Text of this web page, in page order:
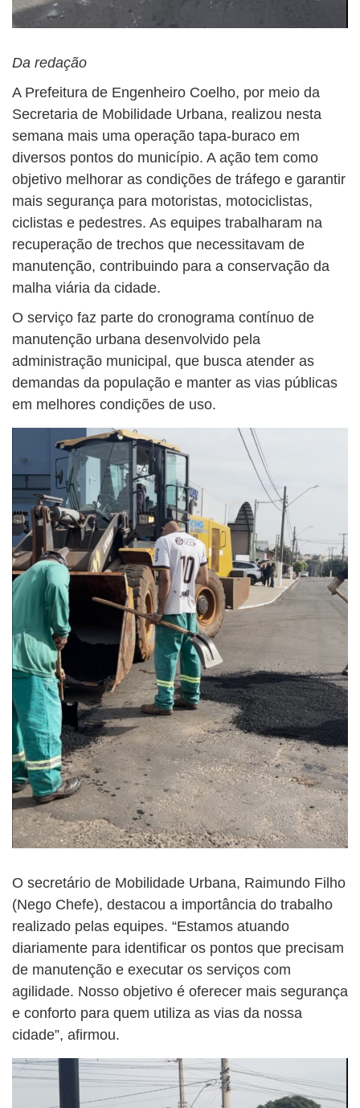
Da redação
A Prefeitura de Engenheiro Coelho, por meio da
Secretaria de Mobilidade Urbana, realizou nesta
semana mais uma operação tapa-buraco em
diversos pontos do município. A ação tem como
objetivo melhorar as condições de tráfego e garantir
mais segurança para motoristas, motociclistas,
ciclistas e pedestres. As equipes trabalharam na
recuperação de trechos que necessitavam de
manutenção, contribuindo para a conservação da
malha viária da cidade.
O serviço faz parte do cronograma contínuo de
manutenção urbana desenvolvido pela
administração municipal, que busca atender as
demandas da população e manter as vias públicas
em melhores condições de uso.
O secretário de Mobilidade Urbana, Raimundo Filho
(Nego Chefe), destacou a importância do trabalho
realizado pelas equipes. “Estamos atuando
diariamente para identificar os pontos que precisam
de manutenção e executar os serviços com
agilidade. Nosso objetivo é oferecer mais segurança
e conforto para quem utiliza as vias da nossa
cidade”, afirmou.